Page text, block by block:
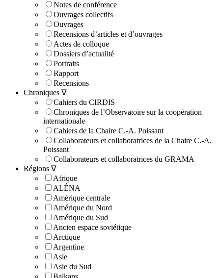
Notes de conférence
Ouvrages collectifs
Ouvrages
Recensions d’articles et d’ouvrages
Actes de colloque
Dossiers d’actualité
Portraits
Rapport
Recensions
Chroniques ∇
Cahiers du CIRDIS
Chroniques de l’Observatoire sur la coopération
internationale
Cahiers de la Chaire C.-A. Poissant
Collaborateurs et collaboratrices de la Chaire C.-A.
Poissant
Collaborateurs et collaboratrices du GRAMA
Régions ∇
Afrique
ALÉNA
Amérique centrale
Amérique du Nord
Amérique du Sud
Ancien espace soviétique
Arctique
Argentine
Asie
Asie du Sud